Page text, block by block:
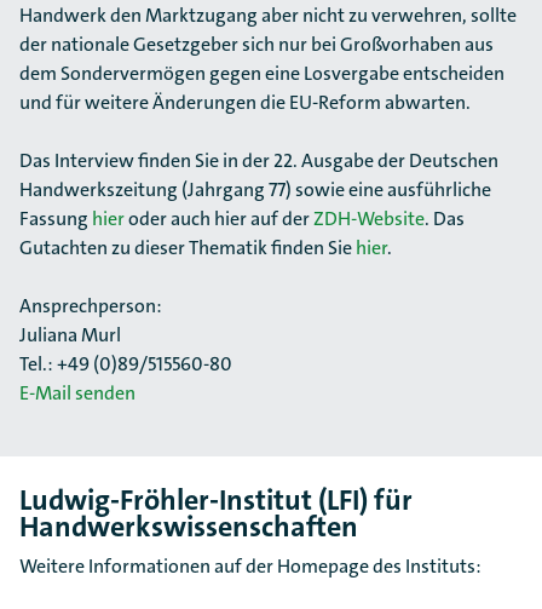
Handwerk den Marktzugang aber nicht zu verwehren, sollte
der nationale Gesetzgeber sich nur bei Großvorhaben aus
dem Sondervermögen gegen eine Losvergabe entscheiden
und für weitere Änderungen die EU-Reform abwarten.
Das Interview finden Sie in der 22. Ausgabe der Deutschen
Handwerkszeitung (Jahrgang 77) sowie eine ausführliche
Fassung hieroder auch hier auf derZDH-Website. Das
Gutachten zu dieser Thematik finden Siehier.
Ansprechperson:
Juliana Murl
Tel.: +49 (0)89/515560-80
E-Mail senden
Ludwig-Fröhler-Institut (LFI) für
Handwerkswissenschaften
Weitere Informationen auf der Homepage des Instituts: